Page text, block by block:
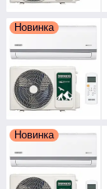
Новинка
Новинка